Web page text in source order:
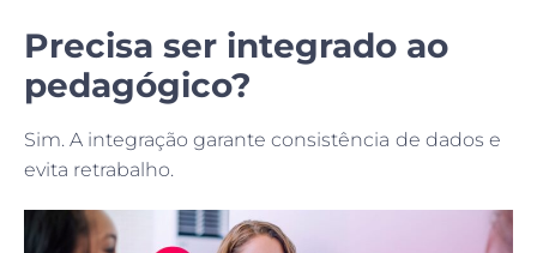
Precisa ser integrado ao
pedagógico?
Sim. A integração garante consistência de dados e
evita retrabalho.